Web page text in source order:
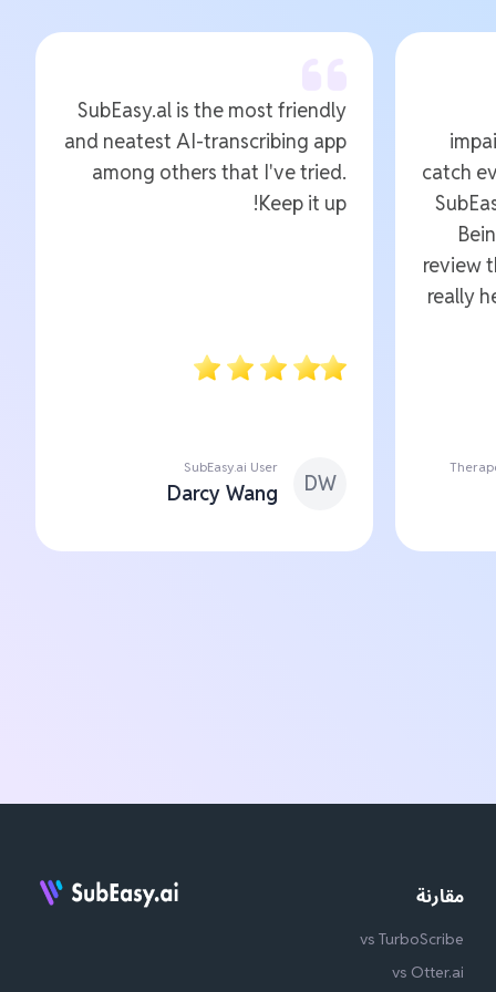
catch
review
really
SubEasy.al is the most friendly
and neatest AI-transcribing app
among others that I've tried.
Keep it up!
DW
SubEasy.ai User
Darcy Wang
مقارنة
vs TurboScribe
vs Otter.ai